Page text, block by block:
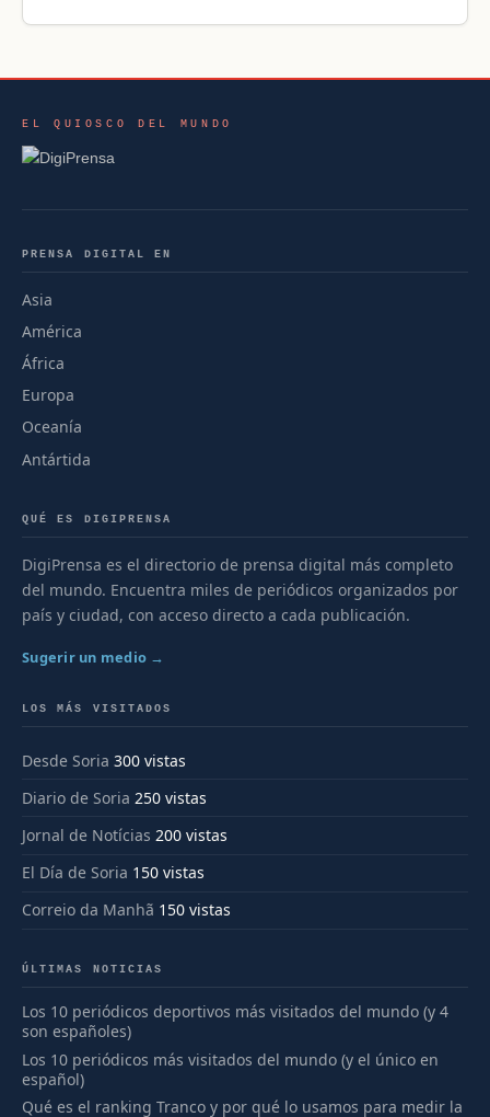
EL QUIOSCO DEL MUNDO
PRENSA DIGITAL EN
Asia
América
África
Europa
Oceanía
Antártida
QUÉ ES DIGIPRENSA
DigiPrensa es el directorio de prensa digital más completo
del mundo. Encuentra miles de periódicos organizados por
país y ciudad, con acceso directo a cada publicación.
Sugerir un medio →
LOS MÁS VISITADOS
Desde Soria 300 vistas
Diario de Soria 250 vistas
Jornal de Notícias 200 vistas
El Día de Soria 150 vistas
Correio da Manhã 150 vistas
ÚLTIMAS NOTICIAS
Los 10 periódicos deportivos más visitados del mundo (y 4
son españoles)
Los 10 periódicos más visitados del mundo (y el único en
español)
Qué es el ranking Tranco y por qué lo usamos para medir la